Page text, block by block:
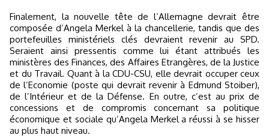
Finalement, la nouvelle tête de l’Allemagne devrait être
composée d’Angela Merkel à la chancellerie, tandis que des
portefeuilles ministériels clés devraient revenir au SPD.
Seraient ainsi pressentis comme lui étant attribués les
ministères des Finances, des Affaires Etrangères, de la Justice
et du Travail. Quant à la CDU-CSU, elle devrait occuper ceux
de l’Economie (poste qui devrait revenir à Edmund Stoiber),
de l’Intérieur et de la Défense. En outre, c’est au prix de
concessions et de compromis concernant sa politique
économique et sociale qu’Angela Merkel a réussi à se hisser
au plus haut niveau.